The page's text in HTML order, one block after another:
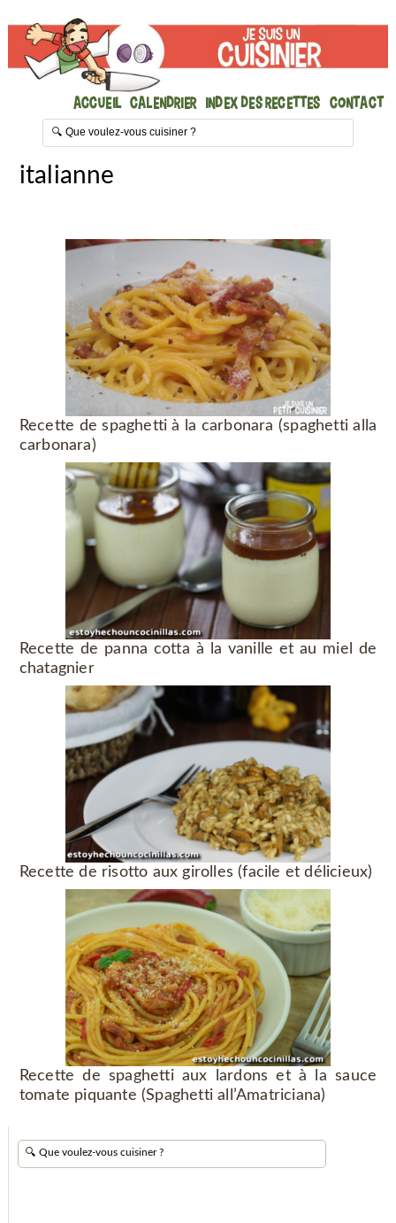
Accueil Calendrier Index des recettes Contact
italianne
Recette de spaghetti à la carbonara (spaghetti alla
carbonara)
Recette de panna cotta à la vanille et au miel de
chatagnier
Recette de risotto aux girolles (facile et délicieux)
Recette de spaghetti aux lardons et à la sauce
tomate piquante (Spaghetti all’Amatriciana)